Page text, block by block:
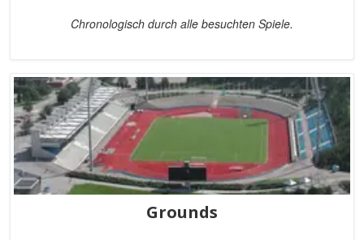
Chronologisch durch alle besuchten Spiele.
Grounds